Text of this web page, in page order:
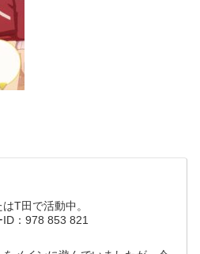
T田で活動中。
ID：978 853 821